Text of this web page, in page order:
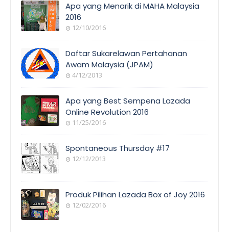
COVERAGE
Apa yang Menarik di MAHA Malaysia
2016
12/10/2016
AWAM
Daftar Sukarelawan Pertahanan
Awam Malaysia (JPAM)
4/12/2013
COVERAGE
Apa yang Best Sempena Lazada
Online Revolution 2016
11/25/2016
E
Spontaneous Thursday #17
12/12/2013
Produk Pilihan Lazada Box of Joy 2016
12/02/2016